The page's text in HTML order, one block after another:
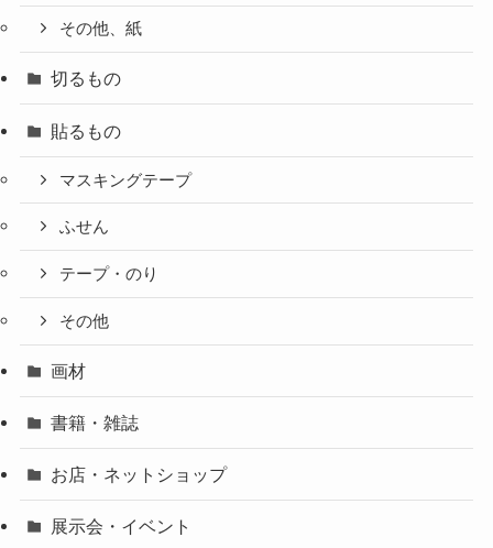
その他、紙
切るもの
貼るもの
マスキングテープ
ふせん
テープ・のり
その他
画材
書籍・雑誌
お店・ネットショップ
展示会・イベント